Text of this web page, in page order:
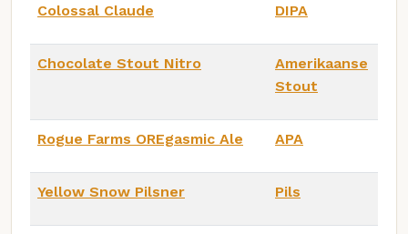
Colossal Claude DIPA
Chocolate Stout Nitro
Amerikaanse
Stout
Rogue Farms OREgasmic Ale APA
Yellow Snow Pilsner Pils